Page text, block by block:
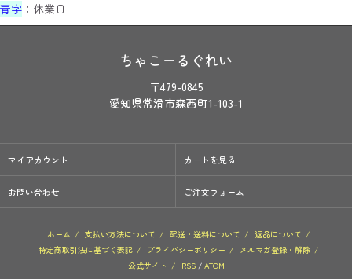
青字 ：休業日
ちゃこーるぐれい
〒479-0845
愛知県常滑市森西町1-103-1
マイアカウント カートを見る
お問い合わせ ご注文フォーム
ホーム / 支払い方法について / 配送・送料について / 返品について /
特定商取引法に基づく表記 / プライバシーポリシー / メルマガ登録・解除 /
公式サイト / RSS/ ATOM